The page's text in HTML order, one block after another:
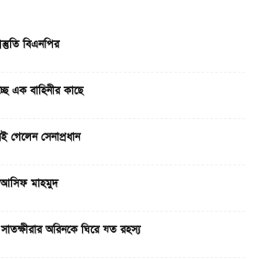
বিএনপির
এক বাহিনীর কাছে
সেনাপ্রধান
আসিফ মাহমুদ
অরিনকে ঘিরে যত রহস্য